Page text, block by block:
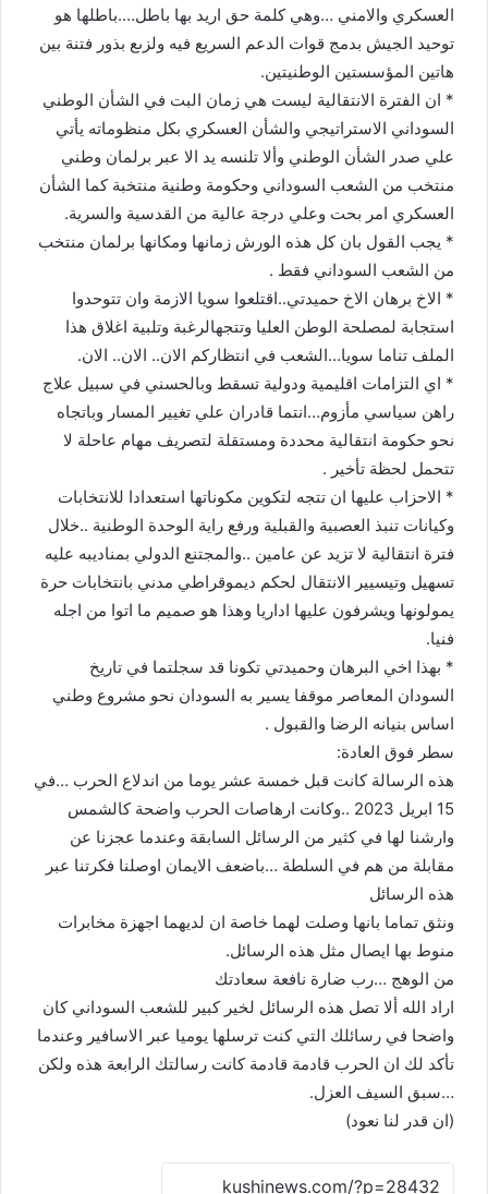
العسكري والامني …وهي كلمة حق اريد بها باطل….باطلها هو
توحيد الجيش بدمج قوات الدعم السريع فيه ولزىع بذور فتنة بين
هاتين المؤسستين الوطنيتين.
* ان الفترة الانتقالية ليست هي زمان البت في الشأن الوطني
السوداني الاستراتيجي والشأن العسكري بكل منظوماته يأتي
علي صدر الشأن الوطني وألا تلنسه يد الا عبر برلمان وطني
منتخب من الشعب السوداني وحكومة وطنية منتخبة كما الشأن
العسكري امر بحت وعلي درجة عالية من القدسية والسرية.
* يجب القول بان كل هذه الورش زمانها ومكانها برلمان منتخب
من الشعب السوداني فقط .
* الاخ برهان الاخ حميدتي..اقتلعوا سويا الازمة وان تتوحدوا
استجابة لمصلحة الوطن العليا وتتجهالرغبة وتلبية اغلاق هذا
الملف تناما سويا…الشعب في انتظاركم الان.. الان.. الان.
* اي التزامات اقليمية ودولية تسقط وبالحسني في سبيل علاج
راهن سياسي مأزوم…انتما قادران علي تغيير المسار وباتجاه
نحو حكومة انتقالية محددة ومستقلة لتصريف مهام عاحلة لا
تتحمل لحظة تأخير .
* الاحزاب عليها ان تتجه لتكوين مكوناتها استعدادا للانتخابات
وكيانات تنبذ العصبية والقبلية ورفع راية الوحدة الوطنية ..خلال
فترة انتقالية لا تزيد عن عامين ..والمجتنع الدولي بمناديبه عليه
تسهيل وتيسيير الانتقال لحكم ديموقراطي مدني بانتخابات حرة
يمولونها ويشرفون عليها اداريا وهذا هو صميم ما اتوا من اجله
فنيا.
* بهذا اخي البرهان وحميدتي تكونا قد سجلتما في تاريخ
السودان المعاصر موقفا يسير به السودان نحو مشروع وطني
اساس بنيانه الرضا والقبول .
سطر فوق العادة:
هذه الرسالة كانت قبل خمسة عشر يوما من اندلاع الحرب …في
15 ابريل 2023 ..وكانت ارهاصات الحرب واضحة كالشمس
وارشنا لها في كثير من الرسائل السابقة وعندما عجزنا عن
مقابلة من هم في السلطة …باضعف الايمان اوصلنا فكرتنا عبر
هذه الرسائل
ونثق تماما بانها وصلت لهما خاصة ان لديهما اجهزة مخابرات
منوط بها ايصال مثل هذه الرسائل.
من الوهج …رب ضارة نافعة سعادتك
اراد الله ألا تصل هذه الرسائل لخير كبير للشعب السوداني كان
واضحا في رسائلك التي كنت ترسلها يوميا عبر الاسافير وعندما
تأكد لك ان الحرب قادمة قادمة كانت رسالتك الرابعة هذه ولكن
…سبق السيف العزل.
(ان قدر لنا نعود)